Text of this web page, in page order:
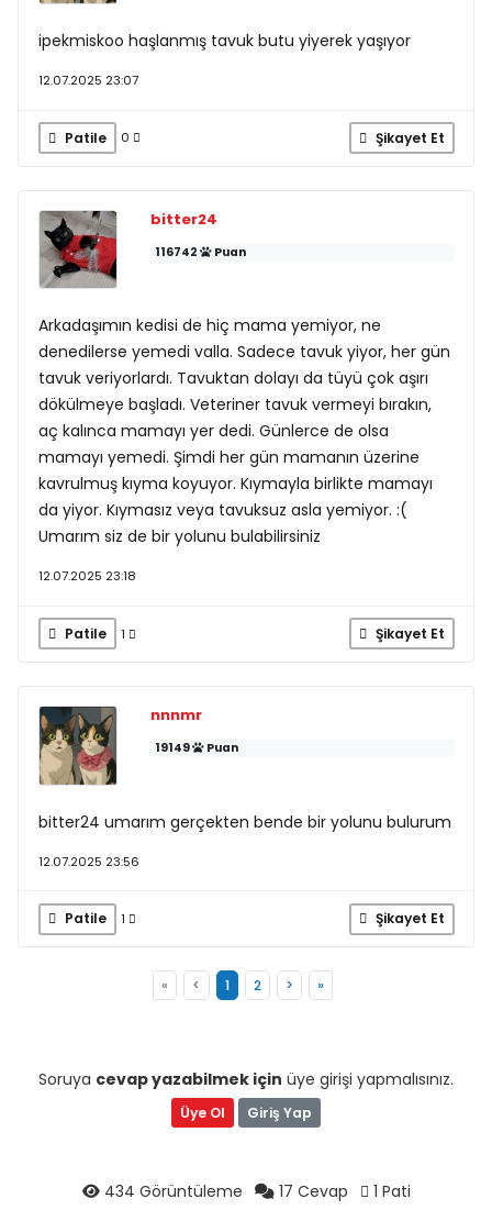
ipekmiskoo haşlanmış tavuk butu yiyerek yaşıyor
12.07.2025 23:07
Patile 0 Şikayet Et
bitter24
116742 Puan
Arkadaşımın kedisi de hiç mama yemiyor, ne
denedilerse yemedi valla. Sadece tavuk yiyor, her gün
tavuk veriyorlardı. Tavuktan dolayı da tüyü çok aşırı
dökülmeye başladı. Veteriner tavuk vermeyi bırakın,
aç kalınca mamayı yer dedi. Günlerce de olsa
mamayı yemedi. Şimdi her gün mamanın üzerine
kavrulmuş kıyma koyuyor. Kıymayla birlikte mamayı
da yiyor. Kıymasız veya tavuksuz asla yemiyor. :(
Umarım siz de bir yolunu bulabilirsiniz
12.07.2025 23:18
Patile 1 Şikayet Et
nnnmr
19149 Puan
bitter24 umarım gerçekten bende bir yolunu bulurum
12.07.2025 23:56
Patile 1 Şikayet Et
« < 1 2 > »
Soruya cevap yazabilmek için üye girişi yapmalısınız.
Üye Ol Giriş Yap
434 Görüntüleme 17 Cevap 1 Pati